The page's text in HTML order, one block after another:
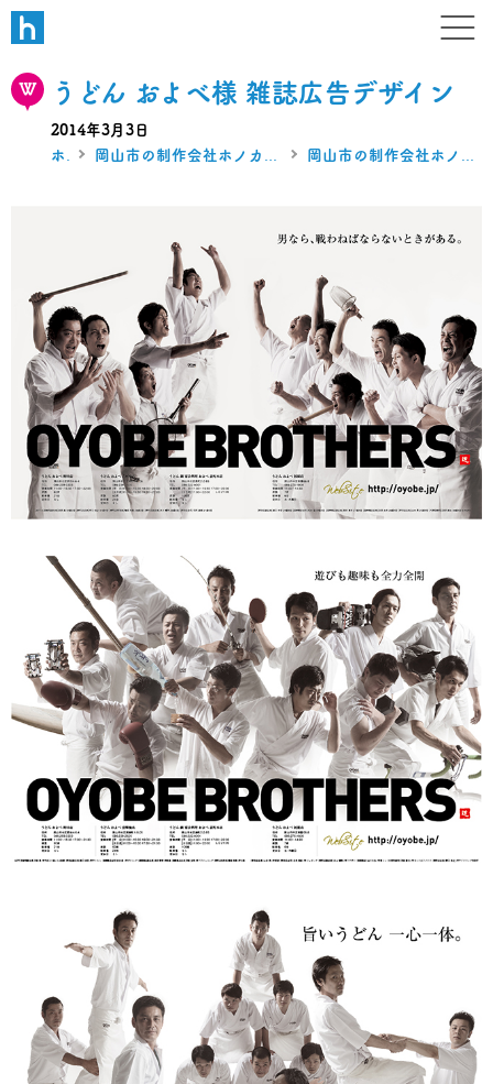
W B N デザイン・ホームページ・
うどん およべ様 雑誌広告デザイン
2014年3月3日